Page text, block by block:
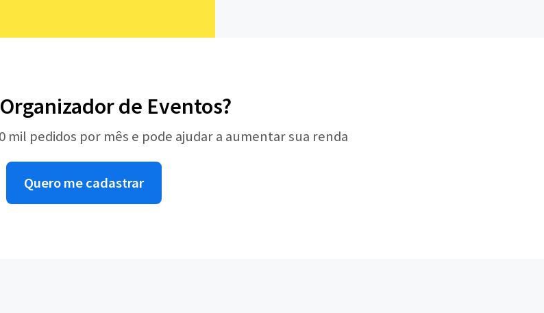
de Eventos?
mil pedidos por mês e pode ajudar a aumentar sua renda
Quero me cadastrar